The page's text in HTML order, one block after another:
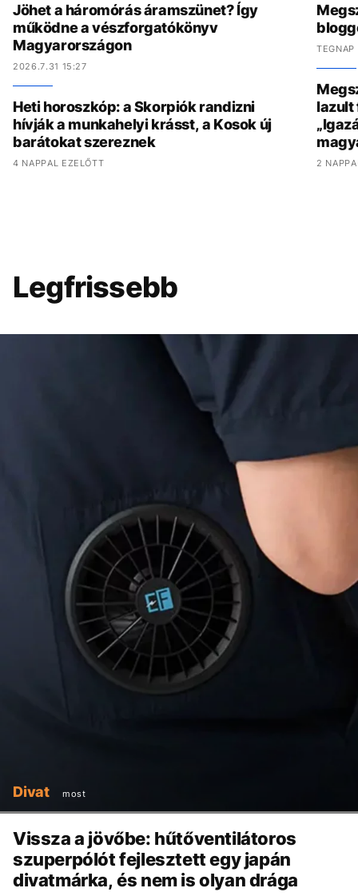
Jöhet a háromórás áramszünet? Így
működne a vészforgatókönyv
Magyarországon
2026.7.31 15:27
Heti horoszkóp: a Skorpiók randizni
hívják a munkahelyi krásst, a Kosok új
barátokat szereznek
4 NAPPAL EZELŐTT
lazult
2
Legfrissebb
Divat most
Vissza a jövőbe: hűtőventilátoros
szuperpólót fejlesztett egy japán
divatmárka, és nem is olyan drága